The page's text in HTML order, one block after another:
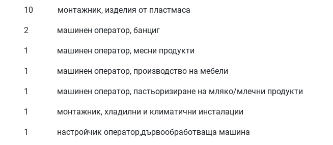
10 монтажник, изделия от пластмаса
2 машинен оператор, банциг
1 машинен оператор, месни продукти
1 машинен оператор, производство на мебели
1 машинен оператор, пастьоризиране на мляко/млечни продукти
1 монтажник, хладилни и климатични инсталации
1 настройчик оператор,дървообработваща машина